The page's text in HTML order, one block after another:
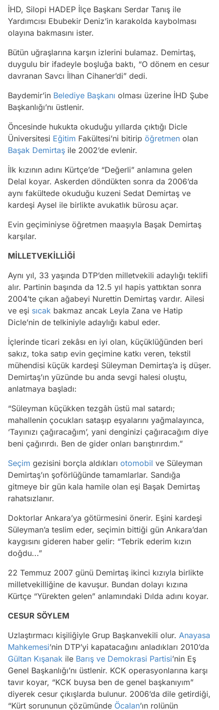
İHD, Silopi HADEP İlçe Başkanı Serdar Tanış ile
Yardımcısı Ebubekir Deniz’in karakolda kaybolması
olayına bakmasını ister.
Bütün uğraşlarına karşın izlerini bulamaz. Demirtaş,
duygulu bir ifadeyle boşluğa baktı, “O dönem en cesur
davranan Savcı İlhan Cihaner’di” dedi.
Baydemir’in Belediye Başkanı olması üzerine İHD Şube
Başkanlığı’nı üstlenir.
Öncesinde hukukta okuduğu yıllarda çıktığı Dicle
Üniversitesi Eğitim Fakültesi’ni bitirip öğretmen olan
Başak Demirtaş ile 2002’de evlenir.
İlk kızının adını Kürtçe’de “Değerli” anlamına gelen
Delal koyar. Askerden döndükten sonra da 2006’da
aynı fakültede okuduğu kuzeni Sedat Demirtaş ve
kardeşi Aysel ile birlikte avukatlık bürosu açar.
Evin geçiminiyse öğretmen maaşıyla Başak Demirtaş
karşılar.
MİLLETVEKİLLİĞİ
Aynı yıl, 33 yaşında DTP’den milletvekili adaylığı teklifi
alır. Partinin başında da 12.5 yıl hapis yattıktan sonra
2004’te çıkan ağabeyi Nurettin Demirtaş vardır. Ailesi
ve eşi sıcak bakmaz ancak Leyla Zana ve Hatip
Dicle’nin de telkiniyle adaylığı kabul eder.
İçlerinde ticari zekâsı en iyi olan, küçüklüğünden beri
sakız, toka satıp evin geçimine katkı veren, tekstil
mühendisi küçük kardeşi Süleyman Demirtaş’a iş düşer.
Demirtaş’ın yüzünde bu anda sevgi halesi oluştu,
anlatmaya başladı:
“Süleyman küçükken tezgâh üstü mal satardı;
mahallenin çocukları sataşıp eşyalarını yağmalayınca,
‘Tayınızı çağıracağım’, yani denginizi çağıracağım diye
beni çağırırdı. Ben de gider onları barıştırırdım.”
Seçim gezisini borçla aldıkları otomobil ve Süleyman
Demirtaş’ın şoförlüğünde tamamlarlar. Sandığa
gitmeye bir gün kala hamile olan eşi Başak Demirtaş
rahatsızlanır.
Doktorlar Ankara’ya götürmesini önerir. Eşini kardeşi
Süleyman’a teslim eder, seçimin bittiği gün Ankara’dan
kaygısını gideren haber gelir: “Tebrik ederim kızın
doğdu...”
22 Temmuz 2007 günü Demirtaş ikinci kızıyla birlikte
milletvekilliğine de kavuşur. Bundan dolayı kızına
Kürtçe “Yürekten gelen” anlamındaki Dılda adını koyar.
CESUR SÖYLEM
Uzlaştırmacı kişiliğiyle Grup Başkanvekili olur. Anayasa
Mahkemesi’nin DTP’yi kapatacağını anladıkları 2010’da
Gültan Kışanak ile Barış ve Demokrasi Partisi’nin Eş
Genel Başkanlığı’nı üstlenir. KCK operasyonlarına karşı
tavır koyar, “KCK buysa ben de genel başkanıyım”
diyerek cesur çıkışlarda bulunur. 2006’da dile getirdiği,
“Kürt sorununun çözümünde Öcalan’ın rolünün